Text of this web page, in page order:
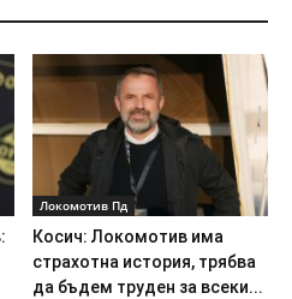
Локомотив Пд
Косич: Локомотив има
страхотна история, трябва
да бъдем труден за всеки...